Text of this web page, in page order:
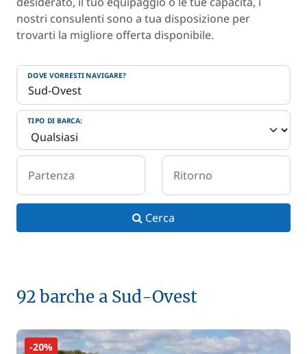
nostri consulenti sono a tua disposizione per
trovarti la migliore offerta disponibile.
DOVE VORRESTI NAVIGARE?
TIPO DI BARCA:
Partenza Ritorno
Cerca
92 barche a Sud-Ovest
-20%